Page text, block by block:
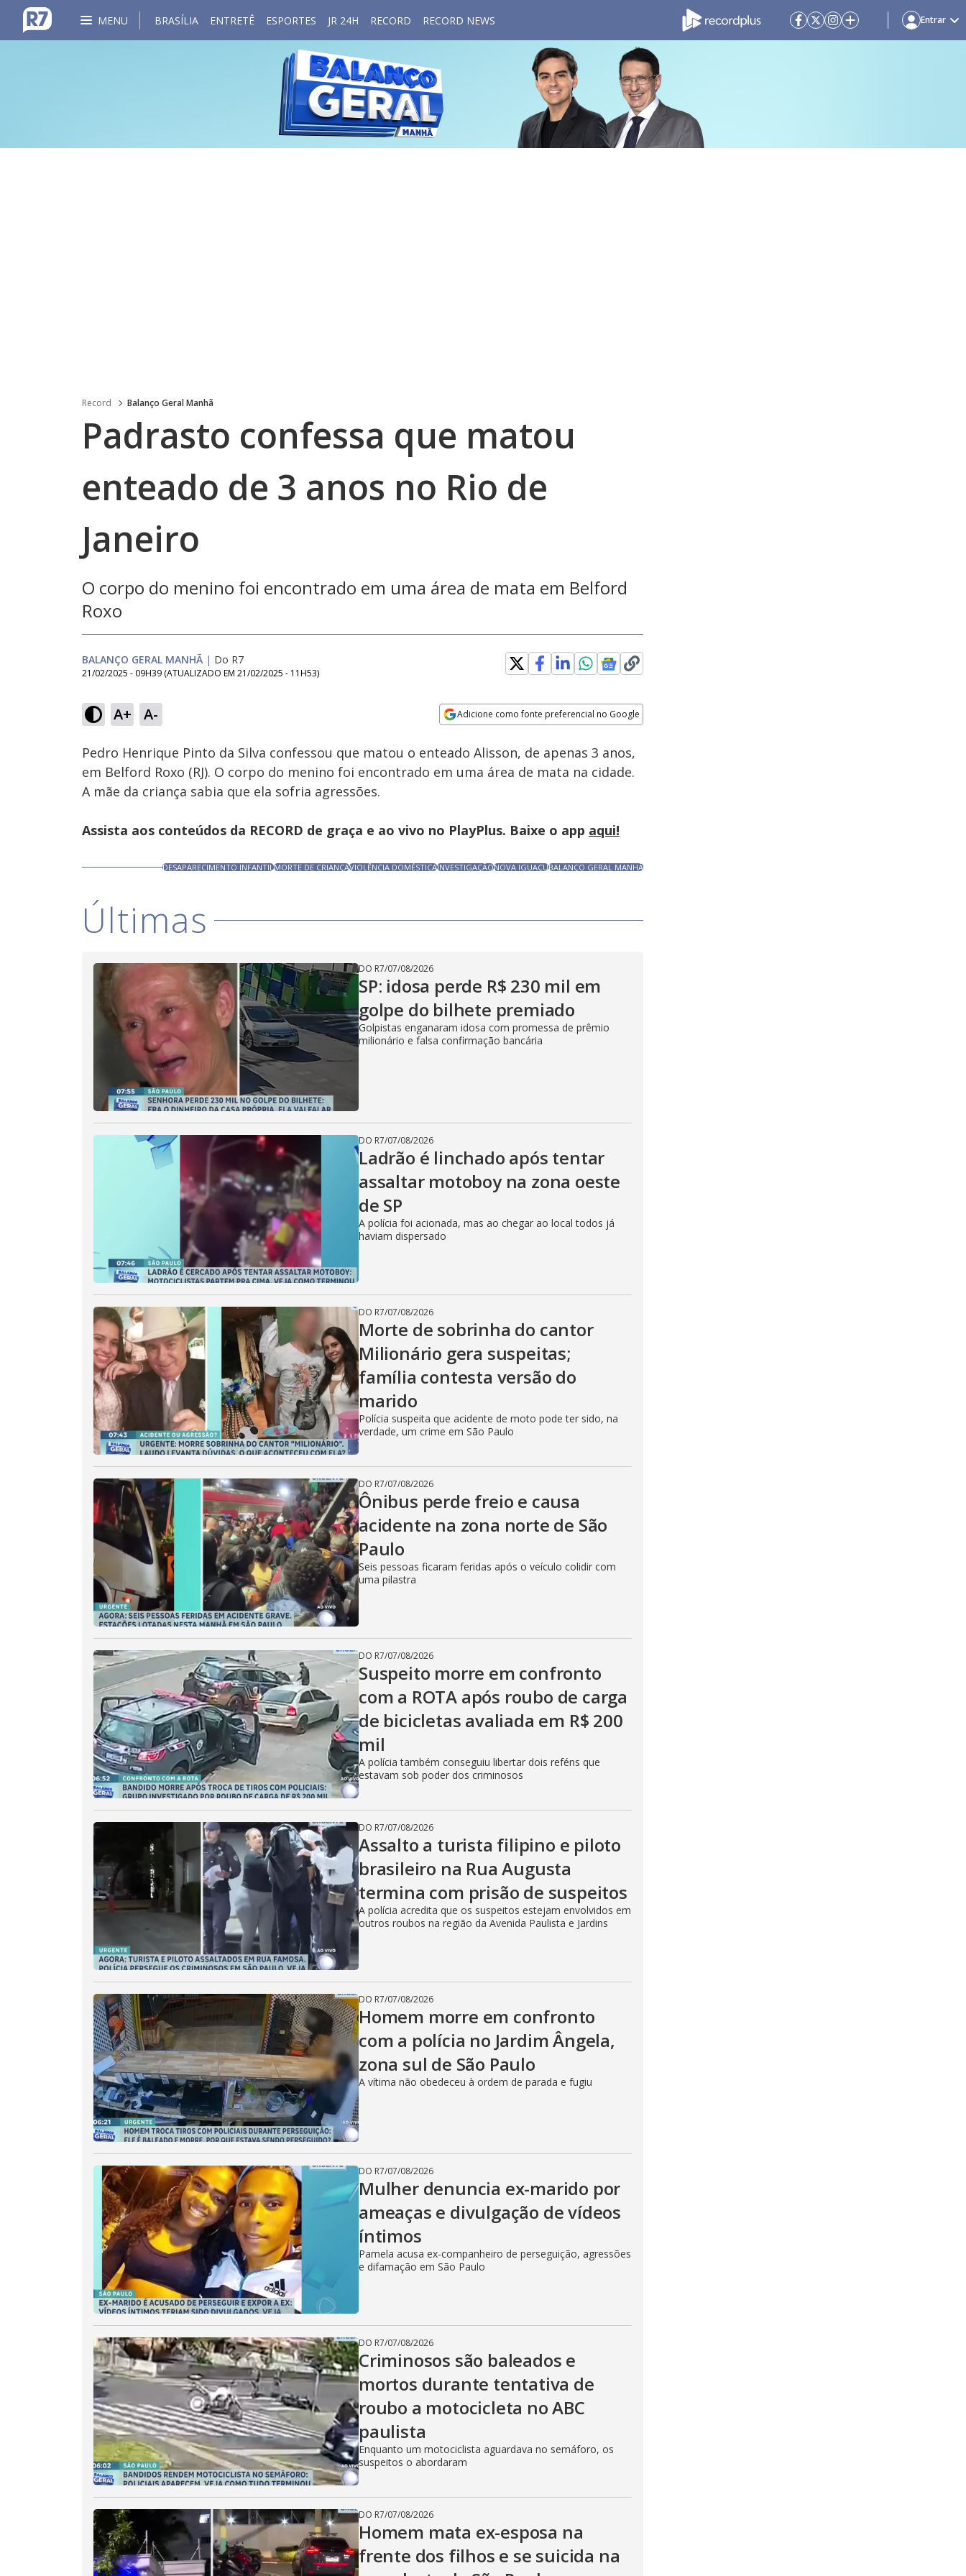
MENU BRASÍLIA ENTRETÊ ESPORTES JR 24H RECORD RECORD NEWS Entrar
Record Balanço Geral Manhã
Padrasto confessa que matou
enteado de 3 anos no Rio de
Janeiro
O corpo do menino foi encontrado em uma área de mata em Belford
Roxo
BALANÇO GERAL MANHÃ | Do R7
21/02/2025 - 09H39 (ATUALIZADO EM 21/02/2025 - 11H53)
A+ A- Adicione como fonte preferencial no Google
Ativar
Som
18.80%
Velocidade
Pedro Henrique Pinto da Silva confessou que matou o enteado Alisson, de apenas 3 anos,
em Belford Roxo (RJ). O corpo do menino foi encontrado em uma área de mata na cidade.
A mãe da criança sabia que ela sofria agressões.
Assista aos conteúdos da RECORD de graça e ao vivo no PlayPlus. Baixe o app aqui!
DESAPARECIMENTO INFANTILMORTE DE CRIANÇAVIOLÊNCIA DOMÉSTICAINVESTIGAÇÃONOVA IGUAÇUBALANÇO GERAL MANHÃ
Últimas
DO R7/07/08/2026
SP: idosa perde R$ 230 mil em
golpe do bilhete premiado
Golpistas enganaram idosa com promessa de prêmio
milionário e falsa confirmação bancária
DO R7/07/08/2026
Ladrão é linchado após tentar
assaltar motoboy na zona oeste
de SP
A polícia foi acionada, mas ao chegar ao local todos já
haviam dispersado
DO R7/07/08/2026
Morte de sobrinha do cantor
Milionário gera suspeitas;
família contesta versão do
marido
Polícia suspeita que acidente de moto pode ter sido, na
verdade, um crime em São Paulo
DO R7/07/08/2026
Ônibus perde freio e causa
acidente na zona norte de São
Paulo
Seis pessoas ficaram feridas após o veículo colidir com
uma pilastra
DO R7/07/08/2026
Suspeito morre em confronto
com a ROTA após roubo de carga
de bicicletas avaliada em R$ 200
mil
A polícia também conseguiu libertar dois reféns que
estavam sob poder dos criminosos
DO R7/07/08/2026
Assalto a turista filipino e piloto
brasileiro na Rua Augusta
termina com prisão de suspeitos
A polícia acredita que os suspeitos estejam envolvidos em
outros roubos na região da Avenida Paulista e Jardins
DO R7/07/08/2026
Homem morre em confronto
com a polícia no Jardim Ângela,
zona sul de São Paulo
A vítima não obedeceu à ordem de parada e fugiu
DO R7/07/08/2026
Mulher denuncia ex-marido por
ameaças e divulgação de vídeos
íntimos
Pamela acusa ex-companheiro de perseguição, agressões
e difamação em São Paulo
DO R7/07/08/2026
Criminosos são baleados e
mortos durante tentativa de
roubo a motocicleta no ABC
paulista
Enquanto um motociclista aguardava no semáforo, os
suspeitos o abordaram
DO R7/07/08/2026
Homem mata ex-esposa na
frente dos filhos e se suicida na